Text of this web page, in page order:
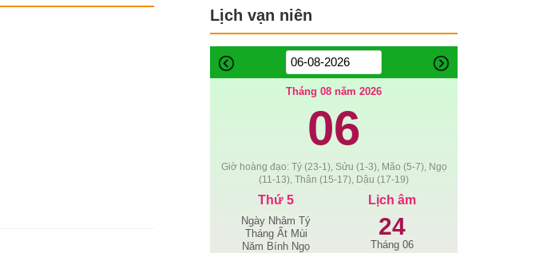
Lịch vạn niên
Tháng 08 năm 2026
06
Giờ hoàng đạo: Tý (23-1), Sửu (1-3), Mão (5-7), Ngọ
(11-13), Thân (15-17), Dậu (17-19)
Thứ 5
Ngày Nhâm Tý
Tháng Ất Mùi
Năm Bính Ngọ
Lịch âm
24
Tháng 06